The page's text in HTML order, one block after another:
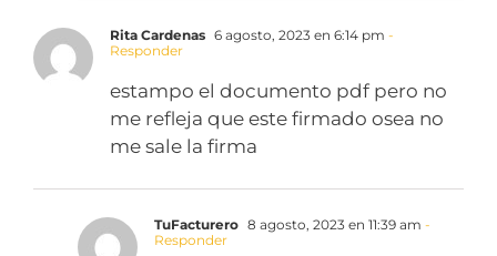
Rita Cardenas 6 agosto, 2023 en 6:14 pm -
Responder
estampo el documento pdf pero no
me refleja que este firmado osea no
me sale la firma
TuFacturero 8 agosto, 2023 en 11:39 am -
Responder